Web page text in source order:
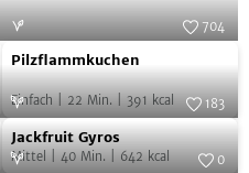
Pilzflammkuchen
704
Pilzflammkuchen
Einfach 22 Min. 391 kcal
Jackfruit
Gyros
Foto:SevenCooks
183
Jackfruit Gyros
Mittel 40 Min. 642 kcal 0